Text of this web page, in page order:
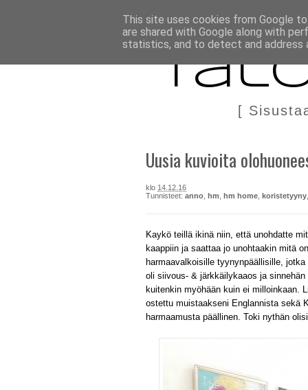
BLOGI TÄÄLTÄ KANNATTAA OSTAA DIY IN
[
Uusia kuvioita
klo 14.12.16
Tunnisteet: anno hm hm home koristetyyny
Kaykö teillä ikinä niin, että unohdatte
kaappiin ja saattaa jo unohtaakin mitä
harmaavalkoisille tyynynpäällisille,
oli siivous- & järkkäilykaaos ja
kuitenkin myöhään kuin ei milloinkaan.
ostettu muistaakseni Englannista sekä
harmaamusta päällinen. Toki nythän
This site uses cookies from Google
are shared with Google along with
statistics, and to detect and address